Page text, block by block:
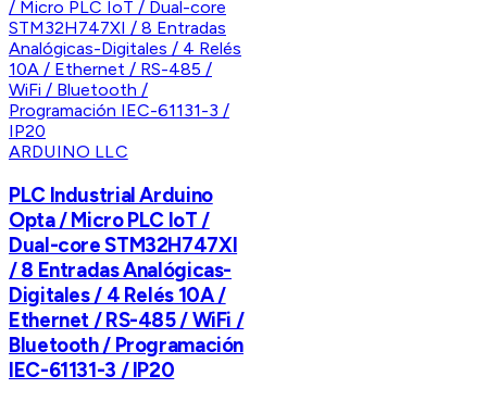
ARDUINO LLC
PLC Industrial Arduino
Opta / Micro PLC IoT /
Dual-core STM32H747XI
/ 8 Entradas Analógicas-
Digitales / 4 Relés 10A /
Ethernet / RS-485 / WiFi /
Bluetooth / Programación
IEC-61131-3 / IP20